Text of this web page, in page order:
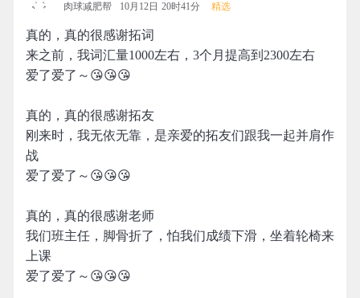
肉球减肥帮 10月12日 20时41分 精选
真的，真的很感谢拓词
来之前，我词汇量1000左右，3个月提高到2300左右
爱了爱了～😘😘😘
真的，真的很感谢拓友
刚来时，我无依无靠，是亲爱的拓友们跟我一起并肩作
战
爱了爱了～😘😘😘
真的，真的很感谢老师
我们班主任，脚骨折了，怕我们成绩下滑，坐着轮椅来
上课
爱了爱了～😘😘😘